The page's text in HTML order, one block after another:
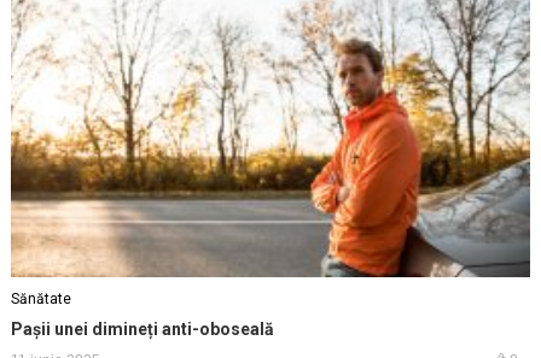
Sănătate
Pașii unei dimineți anti-oboseală